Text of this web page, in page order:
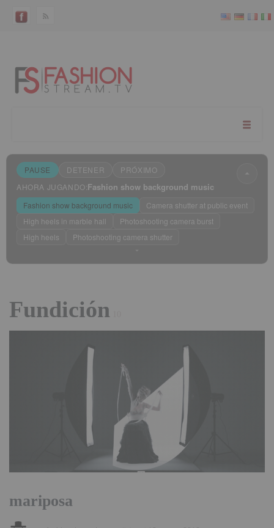
PAUSE DETENER
PRÓXIMO
AHORA JUGANDO:Fashion show background music
Fashion show background music
Camera shutter at public event
High heels in marble hall
Photoshooting camera burst
High heels
Photoshooting camera shutter
Modo de suspensión ?
Fundición
mariposa